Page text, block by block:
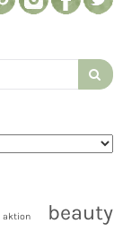
aktion beauty